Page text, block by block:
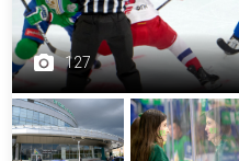
127